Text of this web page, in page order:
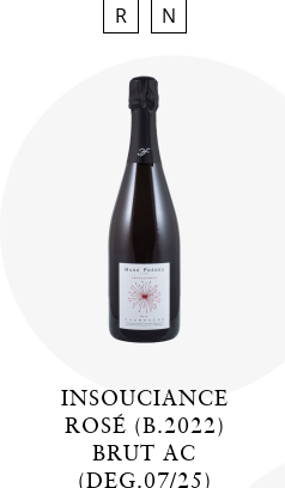
R N
INSOUCIANCE
ROSÉ (B.2022)
BRUT AC
(DEG.07/25)